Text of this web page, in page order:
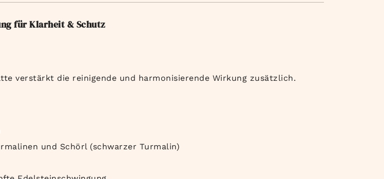
für Klarheit & Schutz
verstärkt die reinigende und harmonisierende Wirkung zusätzlich.
und Schörl (schwarzer Turmalin)